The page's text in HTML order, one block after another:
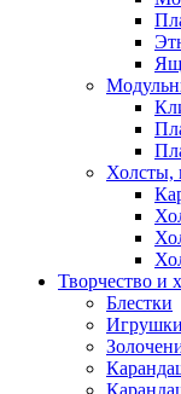
Холсты,
Творчество и
Блестки
Игрушки